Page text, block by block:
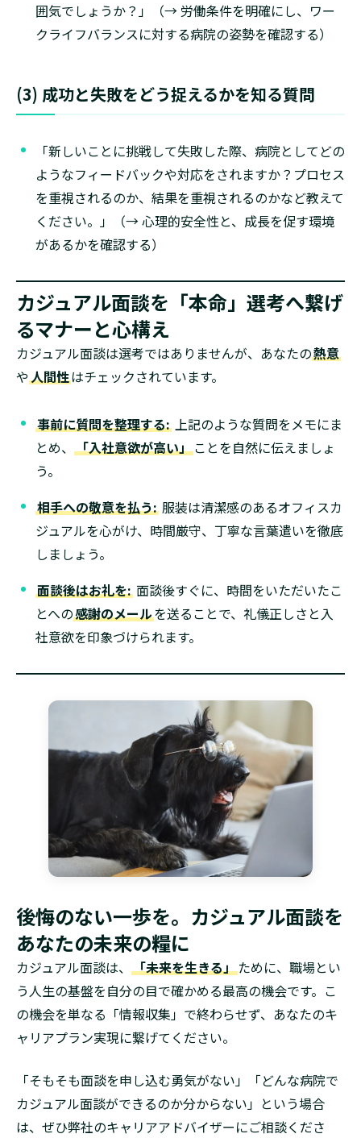
囲気でしょうか？」（→ 労働条件を明確にし、ワー
クライフバランスに対する病院の姿勢を確認する）
(3) 成功と失敗をどう捉えるかを知る質問
「新しいことに挑戦して失敗した際、病院としてどの
ようなフィードバックや対応をされますか？プロセス
を重視されるのか、結果を重視されるのかなど教えて
ください。」（→ 心理的安全性と、成長を促す環境
があるかを確認する）
カジュアル面談を「本命」選考へ繋げ
るマナーと心構え
カジュアル面談は選考ではありませんが、あなたの熱意
や人間性はチェックされています。
事前に質問を整理する: 上記のような質問をメモにま
とめ、 「入社意欲が高い」ことを自然に伝えましょ
う。
相手への敬意を払う: 服装は清潔感のあるオフィスカ
ジュアルを心がけ、時間厳守、丁寧な言葉遣いを徹底
しましょう。
面談後はお礼を: 面談後すぐに、時間をいただいたこ
とへの感謝のメールを送ることで、礼儀正しさと入
社意欲を印象づけられます。
後悔のない一歩を。カジュアル面談を
あなたの未来の糧に
カジュアル面談は、 「未来を生きる」ために、職場とい
う人生の基盤を自分の目で確かめる最高の機会です。こ
の機会を単なる「情報収集」で終わらせず、あなたのキ
ャリアプラン実現に繋げてください。
「そもそも面談を申し込む勇気がない」「どんな病院で
カジュアル面談ができるのか分からない」という場合
は、ぜひ弊社のキャリアアドバイザーにご相談くださ